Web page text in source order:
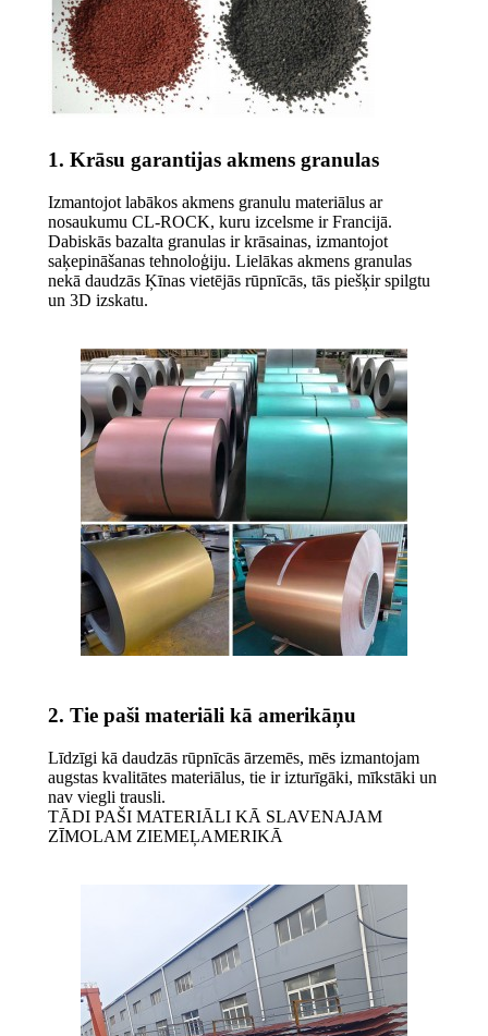
1. Krāsu garantijas akmens granulas
Izmantojot labākos akmens granulu materiālus ar
nosaukumu CL-ROCK, kuru izcelsme ir Francijā.
Dabiskās bazalta granulas ir krāsainas, izmantojot
saķepināšanas tehnoloģiju. Lielākas akmens granulas
nekā daudzās Ķīnas vietējās rūpnīcās, tās piešķir spilgtu
un 3D izskatu.
2. Tie paši materiāli kā amerikāņu
Līdzīgi kā daudzās rūpnīcās ārzemēs, mēs izmantojam
augstas kvalitātes materiālus, tie ir izturīgāki, mīkstāki un
nav viegli trausli.
TĀDI PAŠI MATERIĀLI KĀ SLAVENAJAM
ZĪMOLAM ZIEMEĻAMERIKĀ